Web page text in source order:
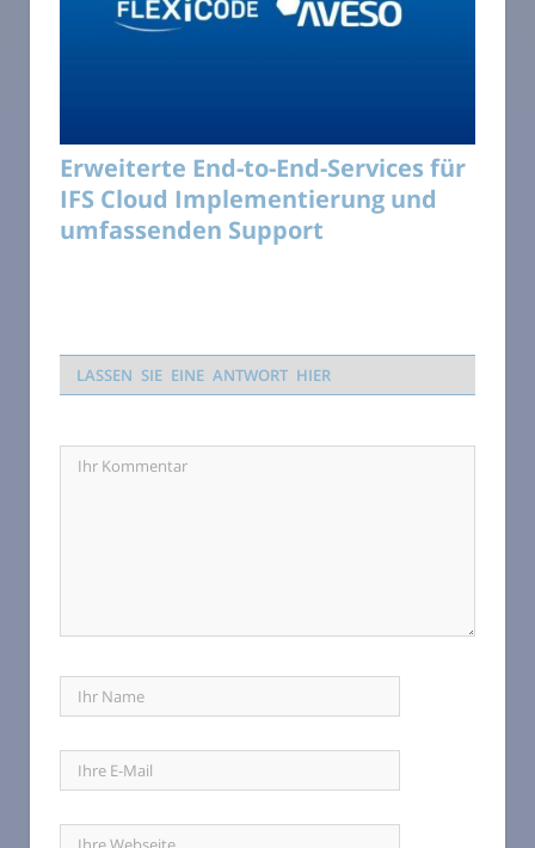
Erweiterte End-to-End-Services für
IFS Cloud Implementierung und
umfassenden Support
LASSEN SIE EINE ANTWORT HIER